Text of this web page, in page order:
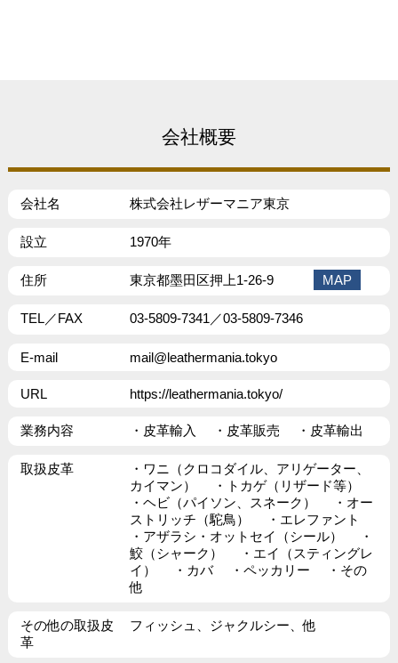
会社概要
会社名 株式会社レザーマニア東京
設立 1970年
住所 東京都墨田区押上1-26-9 MAP
TEL／FAX 03-5809-7341／03-5809-7346
E-mail mail@leathermania.tokyo
URL https://leathermania.tokyo/
業務内容 ・皮革輸入 ・皮革販売 ・皮革輸出
取扱皮革
・ワニ（クロコダイル、アリゲーター、
カイマン） ・トカゲ（リザード等）
・ヘビ（パイソン、スネーク） ・オー
ストリッチ（駝鳥） ・エレファント
・アザラシ・オットセイ（シール） ・
鮫（シャーク） ・エイ（スティングレ
イ） ・カバ ・ペッカリー ・その
他
その他の取扱皮
革
フィッシュ、ジャクルシー、他